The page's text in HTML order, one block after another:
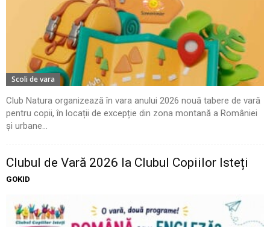
Scoli de vara
Club Natura organizează în vara anului 2026 nouă tabere de vară
pentru copii, în locații de excepție din zona montană a României
și urbane...
Clubul de Vară 2026 la Clubul Copiilor Isteți
GOKID